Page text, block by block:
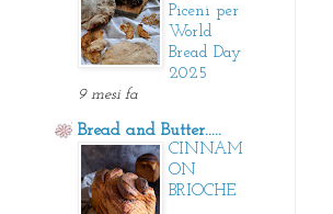
Piceni per
World
Bread Day
2025
9 mesi fa
Bread and Butter.....
CINNAM
ON
BRIOCHE